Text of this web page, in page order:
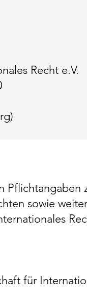
Recht e.V.
Pflichtangaben
sowie
für